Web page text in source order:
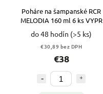
Poháre na šampanské RCR
MELODIA 160 ml 6 ks VYPR
do 48 hodín (>5 ks)
€30,89 bez DPH
€38